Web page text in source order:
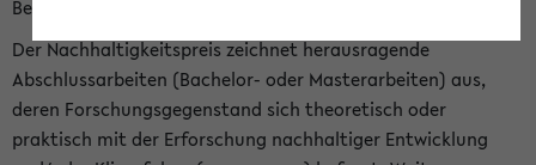
Bewerbungsfrist endet am 30.09.2026.
Der Nachhaltigkeitspreis zeichnet herausragende
Abschlussarbeiten (Bachelor- oder Masterarbeiten) aus,
deren Forschungsgegenstand sich theoretisch oder
praktisch mit der Erforschung nachhaltiger Entwicklung